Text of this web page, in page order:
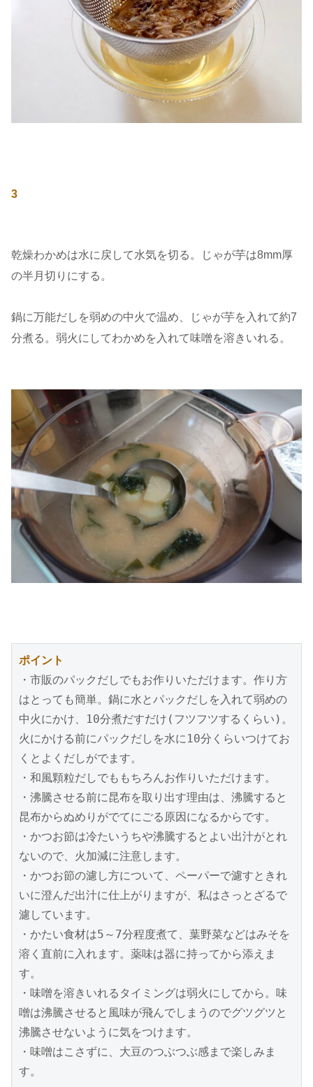
3
乾燥わかめは水に戻して水気を切る。じゃが芋は8mm厚
の半月切りにする。
鍋に万能だしを弱めの中火で温め、じゃが芋を入れて約7
分煮る。弱火にしてわかめを入れて味噌を溶きいれる。
ポイント
・市販のパックだしでもお作りいただけます。作り方
はとっても簡単。鍋に水とパックだしを入れて弱めの
中火にかけ、10分煮だすだけ(フツフツするくらい)。
火にかける前にパックだしを水に10分くらいつけてお
くとよくだしがでます。
・和風顆粒だしでももちろんお作りいただけます。
・沸騰させる前に昆布を取り出す理由は、沸騰すると
昆布からぬめりがでてにごる原因になるからです。
・かつお節は冷たいうちや沸騰するとよい出汁がとれ
ないので、火加減に注意します。
・かつお節の濾し方について、ペーパーで濾すときれ
いに澄んだ出汁に仕上がりますが、私はさっとざるで
濾しています。
・かたい食材は5～7分程度煮て、葉野菜などはみそを
溶く直前に入れます。薬味は器に持ってから添えま
す。
・味噌を溶きいれるタイミングは弱火にしてから。味
噌は沸騰させると風味が飛んでしまうのでグツグツと
沸騰させないように気をつけます。
・味噌はこさずに、大豆のつぶつぶ感まで楽しみま
す。